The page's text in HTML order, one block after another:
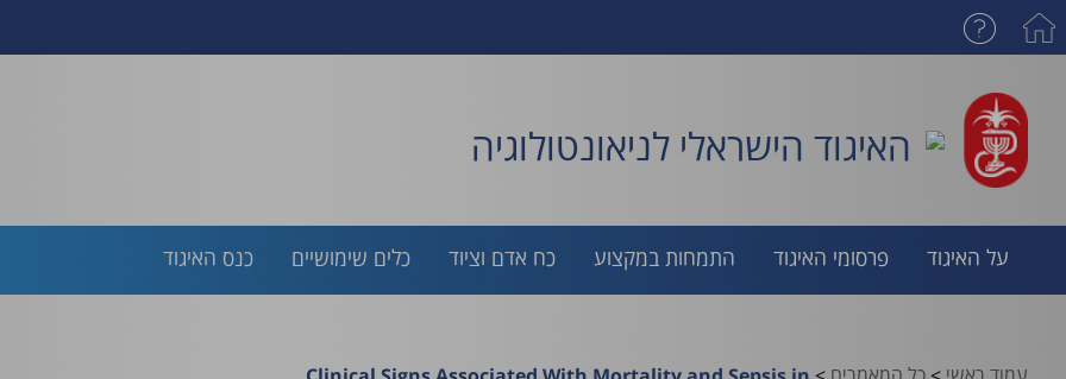
האיגוד הישראלי לניאונטולוגיה
על האיגוד פרסומי האיגוד התמחות במקצוע כח אדם וציוד כלים שימושיים כנס האיגוד